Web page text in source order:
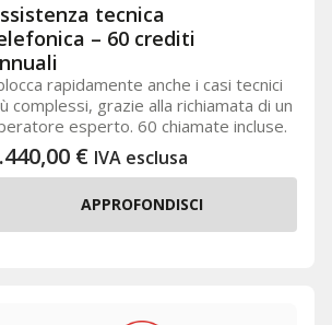
tecnica
– 60 crediti
rapidamente anche i casi tecnici
complessi, grazie alla richiamata di un
esperto. 60 chiamate incluse.
€ IVA esclusa
APPROFONDISCI